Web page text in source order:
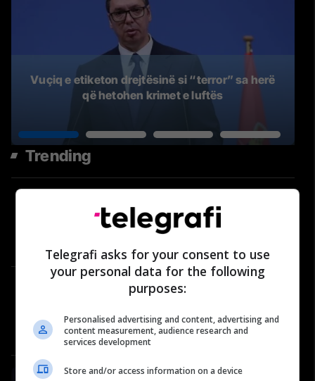
​Vuçiq e etiketon drejtësinë si “terror” sa herë
që hetohen krimet e luftës
Trending
Ramosaj për Abdixhikun dhe
përplasjet në parti | Përballje
#39
Përballje
Historia që nuk duhet harruar:
’90 dhe gjatë luftës | Përballje
#40
Përballje
#81: Shëndeti në rend të parë -
Telegrafi asks for your consent to use
your personal data for the following
purposes:
Personalised advertising and content, advertising and
content measurement, audience research and
services development
Store and/or access information on a device